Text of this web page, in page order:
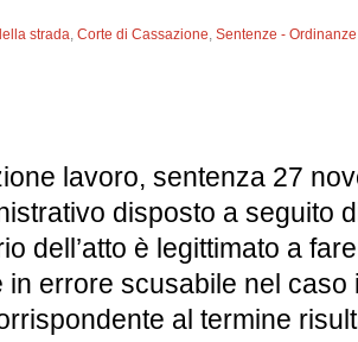
strada,Corte di Cassazione,Sentenze - Ordinanze
lavoro, sentenza 27
disposto a seguito
dell’atto è legittimato a
errore scusabile nel
al termine